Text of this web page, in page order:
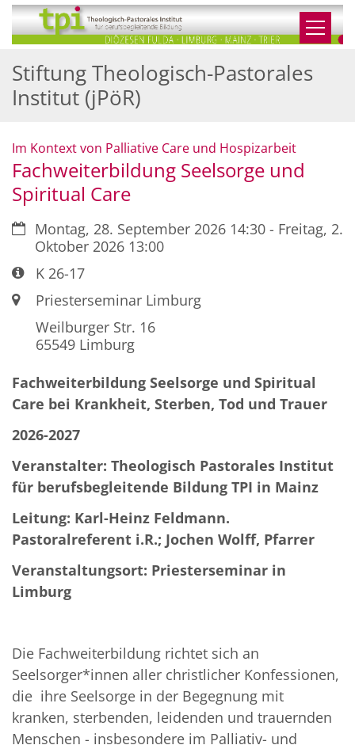
Zum Inhalt springen
Stiftung Theologisch-Pastorales
Institut (jPöR)
Im Kontext von Palliative Care und Hospizarbeit:
Fachweiterbildung Seelsorge und
Spiritual Care
Datum:Montag, 28. September 2026 14:30 - Freitag, 2.
Oktober 2026 13:00
Art bzw. Nummer:
K 26-17
Ort: Priesterseminar Limburg
Weilburger Str. 16
65549 Limburg
Fachweiterbildung Seelsorge und Spiritual
Care bei Krankheit, Sterben, Tod und Trauer
2026-2027
Veranstalter: Theologisch Pastorales Institut
für berufsbegleitende Bildung TPI in Mainz
Leitung: Karl-Heinz Feldmann.
Pastoralreferent i.R.; Jochen Wolff, Pfarrer
Veranstaltungsort: Priesterseminar in
Limburg
Die Fachweiterbildung richtet sich an
Seelsorger*innen aller christlicher Konfessionen,
die ihre Seelsorge in der Begegnung mit
kranken, sterbenden, leidenden und trauernden
Menschen - insbesondere im Palliativ- und